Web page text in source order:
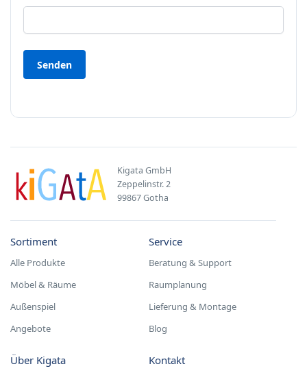
Kigata GmbH
Zeppelinstr. 2
99867 Gotha
Sortiment
Alle Produkte
Möbel & Räume
Außenspiel
Angebote
Service
Beratung & Support
Raumplanung
Lieferung & Montage
Blog
Über Kigata Kontakt